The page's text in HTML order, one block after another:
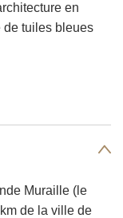
en
de tuiles bleues
Muraille (le
de la ville de